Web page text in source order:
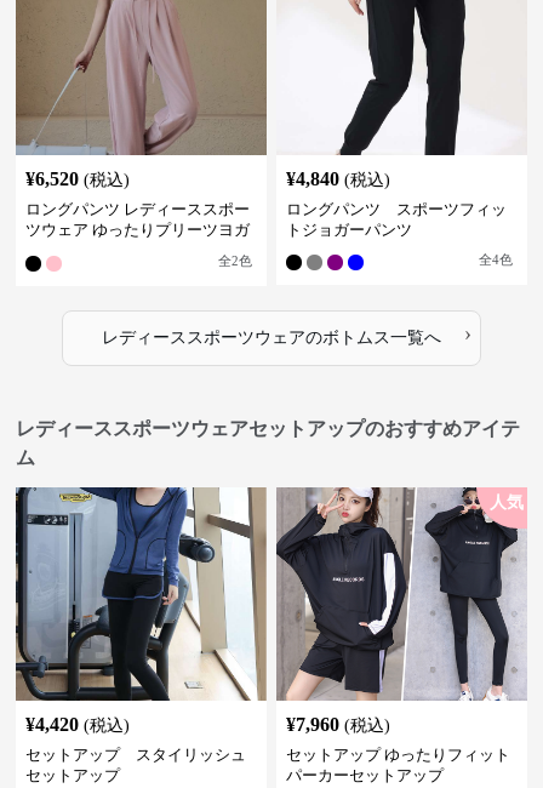
¥6,520 (税込)
ロングパンツ レディーススポー
ツウェア ゆったりプリーツヨガ
全2色
¥4,840 (税込)
ロングパンツ スポーツフィッ
トジョガーパンツ
全4色
レディーススポーツウェアのボトムス一覧へ ›
レディーススポーツウェアセットアップのおすすめアイテ
ム
¥4,420 (税込)
セットアップ スタイリッシュ
セットアップ
人気
¥7,960 (税込)
セットアップ ゆったりフィット
パーカーセットアップ